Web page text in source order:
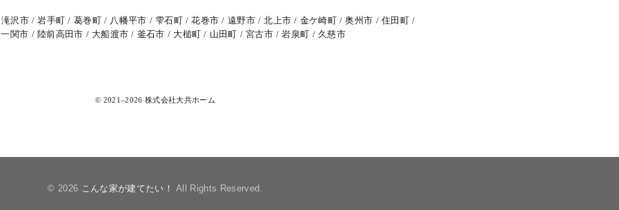
滝沢市 岩手町 葛巻町 八幡平市 雫石町 花巻市 遠野市 北上市 金ケ崎町 奥州市
住田町
一関市 陸前高田市 大船渡市 釜石市 大槌町 山田町 宮古市 岩泉町 久慈市
© 2021–2026 株式会社大共ホーム
© 2026 こんな家が建てたい！ All Rights Reserved.